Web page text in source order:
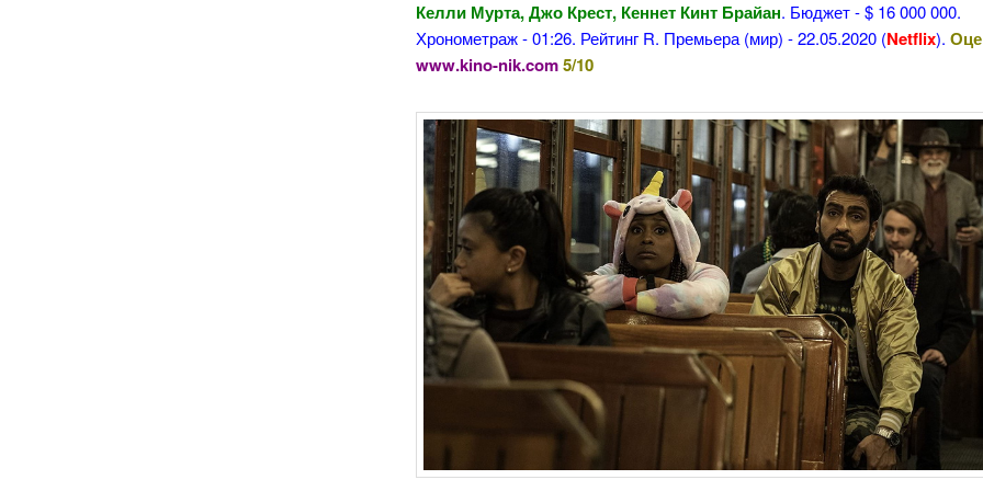
Келли Мурта, Джо Крест, Кеннет Кинт Брайан. Бюджет - $ 16 000 000.
Хронометраж - 01:26. Рейтинг R. Премьера (мир) - 22.05.2020 (Netflix).
www.kino-nik.com5/10